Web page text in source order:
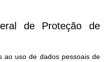
de Proteção de
ao uso de dados pessoais de